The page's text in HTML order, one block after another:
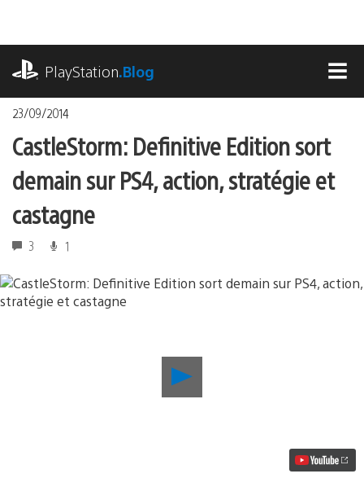
contenu
PlayStation.Blog
23/09/2014
CastleStorm: Definitive Edition sort
demain sur PS4, action, stratégie et
castagne
3 1
vidéo